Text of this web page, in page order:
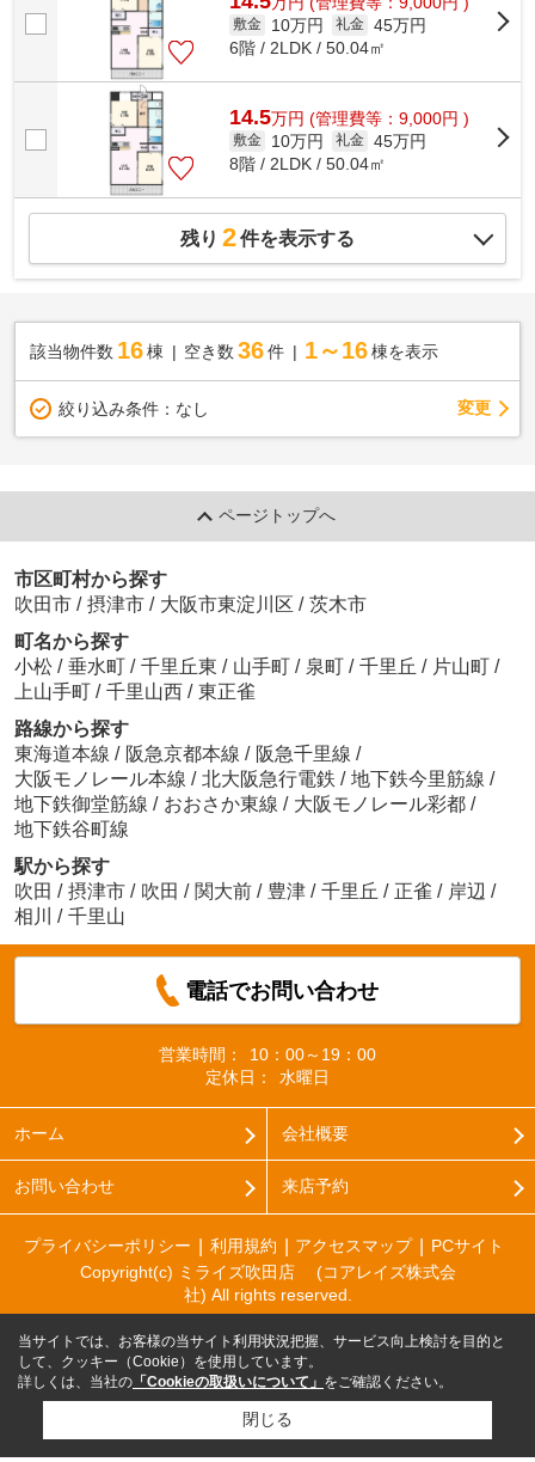
敷金 10万円 礼金 45万円
6階 / 2LDK / 50.04㎡
14.5万円 (管理費等：9,000円 )
敷金 10万円 礼金 45万円
8階 / 2LDK / 50.04㎡
残り 2件を表示する
該当物件数 16棟 空き数 36 件 1～16 棟を表示
絞り込み条件： なし 変更
ページトップへ
市区町村から探す
吹田市 / 摂津市 / 大阪市東淀川区 / 茨木市
町名から探す
小松 / 垂水町 / 千里丘東 / 山手町 / 泉町 / 千里丘 / 片山町 /
上山手町 / 千里山西 / 東正雀
路線から探す
東海道本線 / 阪急京都本線 / 阪急千里線 /
大阪モノレール本線 / 北大阪急行電鉄 / 地下鉄今里筋線 /
地下鉄御堂筋線 / おおさか東線 / 大阪モノレール彩都 /
地下鉄谷町線
駅から探す
吹田 / 摂津市 / 吹田 / 関大前 / 豊津 / 千里丘 / 正雀 / 岸辺 /
相川
/ 千里山
電話でお問い合わせ
営業時間：
10：00～19：00
定休日：
水曜日
ホーム 会社概要
お問い合わせ 来店予約
プライバシーポリシー 利用規約 アクセスマップ
PCサイト
Copyright(c) ミライズ吹田店 (コアレイズ株式会
社) All rights reserved.
当サイトでは、お客様の当サイト利用状況把握、サービス向上検討を目的と
して、クッキー（Cookie）を使用しています。
詳しくは、当社の 「Cookieの取扱いについて」 をご確認ください。
閉じる